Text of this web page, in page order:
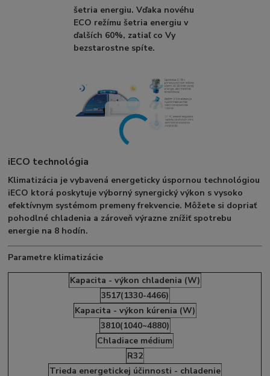
šetria energiu. Vďaka novéhu
ECO režímu šetria energiu v
ďalších 60%, zatiaľ co Vy
bezstarostne spíte.
iECO technológia
Klimatizácia je vybavená energeticky úspornou technológiou
iECO ktorá poskytuje výborný synergický výkon s vysoko
efektívnym systémom premeny frekvencie. Môžete si dopriať
pohodlné chladenia a zároveň výrazne znížiť spotrebu
energie na 8 hodín.
Parametre klimatizácie
Kapacita - výkon chladenia (W)
3517(1330-4466)
Kapacita - výkon kúrenia (W)
3810(1040~4880)
Chladiace médium
R32
Trieda energetickej účinnosti - chladenie